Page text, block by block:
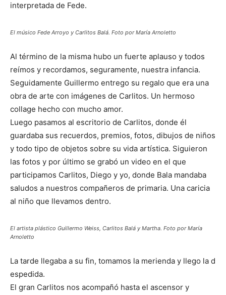
interpretada de Fede.
El músico Fede Arroyo y Carlitos Balá. Foto por María Arnoletto
Al término de la misma hubo un fuerte aplauso y todos
reímos y recordamos, seguramente, nuestra infancia.
Seguidamente Guillermo entrego su regalo que era una
obra de arte con imágenes de Carlitos. Un hermoso
collage hecho con mucho amor.
Luego pasamos al escritorio de Carlitos, donde él
guardaba sus recuerdos, premios, fotos, dibujos de niños
y todo tipo de objetos sobre su vida artística. Siguieron
las fotos y por último se grabó un video en el que
participamos Carlitos, Diego y yo, donde Bala mandaba
saludos a nuestros compañeros de primaria. Una caricia
al niño que llevamos dentro.
El artista plástico Guillermo Weiss, Carlitos Balá y Martha. Foto por María
Arnoletto
La tarde llegaba a su fin, tomamos la merienda y llego la d
espedida.
El gran Carlitos nos acompañó hasta el ascensor y